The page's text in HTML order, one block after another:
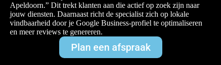
Apeldoorn.” Dit trekt klanten aan die actief op zoek zijn naar
jouw diensten. Daarnaast richt de specialist zich op lokale
vindbaarheid door je Google Business-profiel te optimaliseren
en meer reviews te genereren.
Plan een afspraak